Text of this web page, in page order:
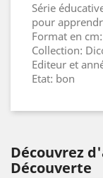
Série
pour
Format en
Collection:
Editeur et
Etat: bon
Découvrez
Découverte